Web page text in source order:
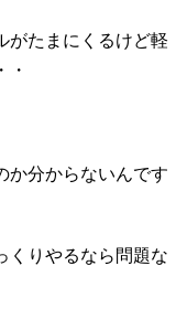
がたまにくるけど軽
・
か分からないんです
くりやるなら問題な